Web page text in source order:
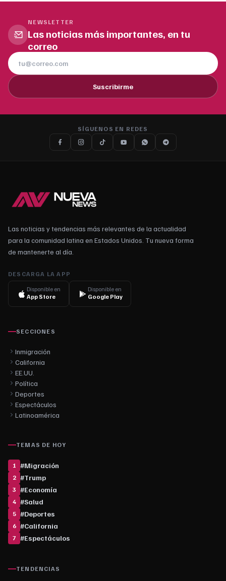
NEWSLETTER
Las noticias más importantes, en tu
correo
Suscribirme
SÍGUENOS EN REDES
Las noticias y tendencias más relevantes de la actualidad
para la comunidad latina en Estados Unidos. Tu nueva forma
de mantenerte al día.
DESCARGA LA APP
Disponible en
App Store
Disponible en
Google Play
SECCIONES
Inmigración
California
EE.UU.
Política
Deportes
Espectáculos
Latinoamérica
TEMAS DE HOY
1 #Migración
2 #Trump
3 #Economía
4 #Salud
5 #Deportes
6 #California
7 #Espectáculos
TENDENCIAS